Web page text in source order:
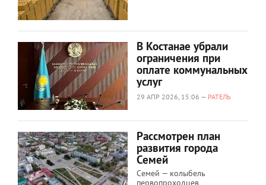
В Костанае убрали
ограничения при
оплате коммунальных
услуг
29 АПР 2026, 15:06 — РАТЕЛЬ
Рассмотрен план
развития города
Семей
Семей — колыбель
первопроходцев